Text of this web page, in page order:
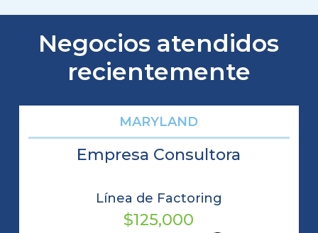
Negocios atendidos
recientemente
MARYLAND
Empresa Consultora
Línea de Factoring
$125,000